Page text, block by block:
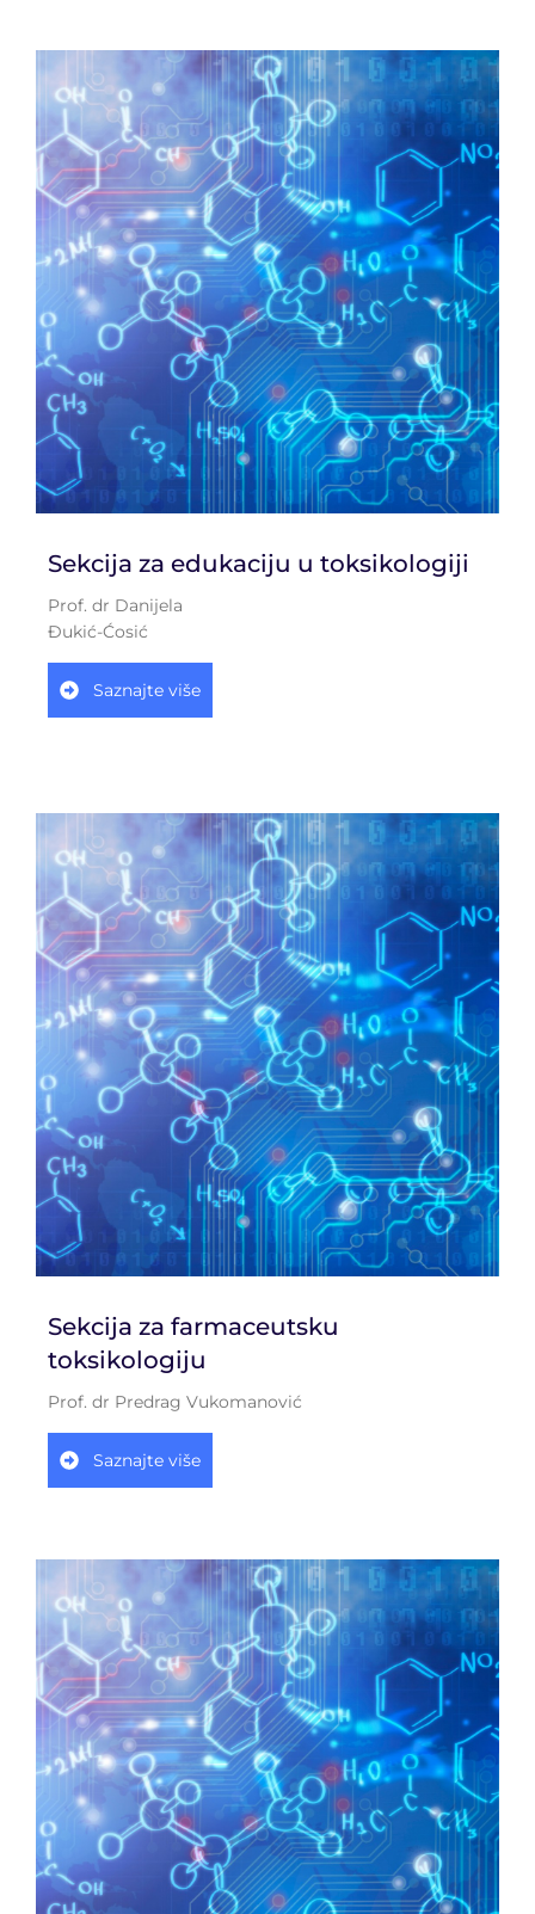
Sekcija za edukaciju u toksikologiji
Prof. dr Danijela
Đukić-Ćosić
Saznajte više
Sekcija za farmaceutsku
toksikologiju
Prof. dr Predrag Vukomanović
Saznajte više